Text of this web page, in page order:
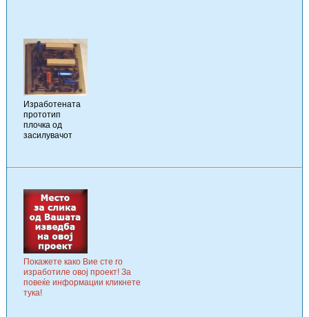
Изработената
прототип
плочка од
засилувачот
Покажете како Вие сте го
изработиле овој проект! За
повеќе информации кликнете
тука!